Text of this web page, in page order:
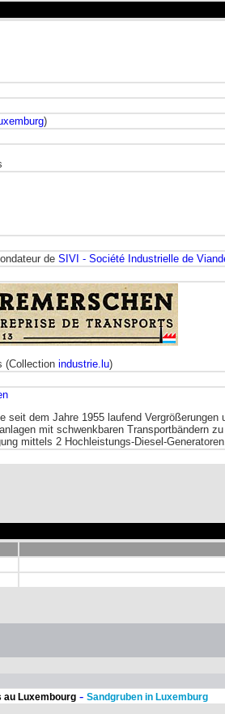
)
de SIVI - Société Industrielle de
(Collection industrie.lu)
seit dem Jahre 1955 laufend
mit schwenkbaren Transportbändern
mittels 2 Hochleistungs-Diesel-
au Luxembourg - Sandgruben in Luxemburg